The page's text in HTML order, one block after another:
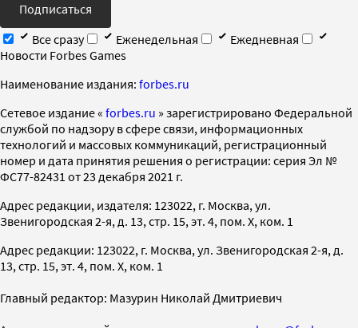
Подписаться
Все сразу
Еженедельная
Ежедневная
Новости Forbes Games
Наименование издания: forbes.ru
Cетевое издание « forbes.ru » зарегистрировано Федеральной
службой по надзору в сфере связи, информационных
технологий и массовых коммуникаций, регистрационный
номер и дата принятия решения о регистрации: серия Эл №
ФС77-82431 от 23 декабря 2021 г.
Адрес редакции, издателя: 123022, г. Москва, ул.
Звенигородская 2-я, д. 13, стр. 15, эт. 4, пом. X, ком. 1
Адрес редакции: 123022, г. Москва, ул. Звенигородская 2-я, д.
13, стр. 15, эт. 4, пом. X, ком. 1
Главный редактор: Мазурин Николай Дмитриевич